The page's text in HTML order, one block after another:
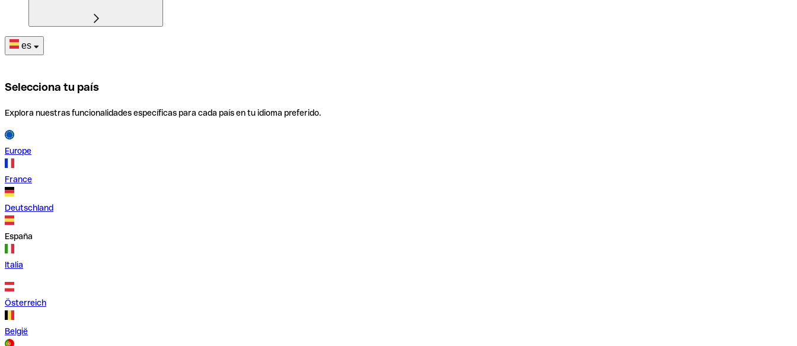
es
Selecciona tu país
Explora nuestras funcionalidades específicas para cada país en tu idioma preferido.
Europe
France
Deutschland
España
Italia
Österreich
België